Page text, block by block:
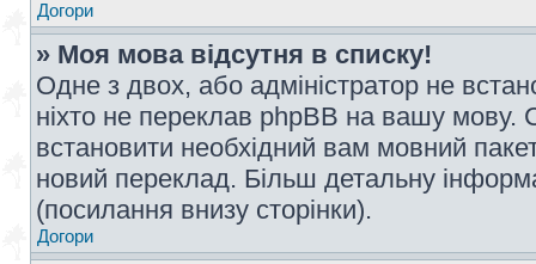
Догори
» Моя мова відсутня в списку!
Одне з двох, або адміністратор не
ніхто не переклав phpBB на вашу мову.
встановити необхідний вам мовний
новий переклад. Більш детальну
(посилання внизу сторінки).
Догори